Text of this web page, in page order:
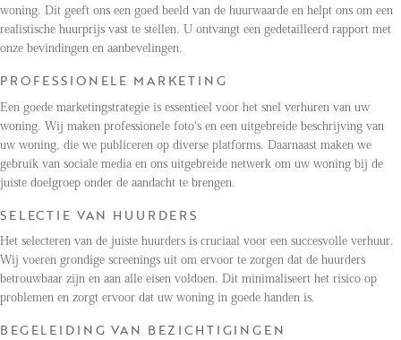
woning. Dit geeft ons een goed beeld van de huurwaarde en helpt ons om een
realistische huurprijs vast te stellen. U ontvangt een gedetailleerd rapport met
onze bevindingen en aanbevelingen.
PROFESSIONELE MARKETING
Een goede marketingstrategie is essentieel voor het snel verhuren van uw
woning. Wij maken professionele foto's en een uitgebreide beschrijving van
uw woning, die we publiceren op diverse platforms. Daarnaast maken we
gebruik van sociale media en ons uitgebreide netwerk om uw woning bij de
juiste doelgroep onder de aandacht te brengen.
SELECTIE VAN HUURDERS
Het selecteren van de juiste huurders is cruciaal voor een succesvolle verhuur.
Wij voeren grondige screenings uit om ervoor te zorgen dat de huurders
betrouwbaar zijn en aan alle eisen voldoen. Dit minimaliseert het risico op
problemen en zorgt ervoor dat uw woning in goede handen is.
BEGELEIDING VAN BEZICHTIGINGEN